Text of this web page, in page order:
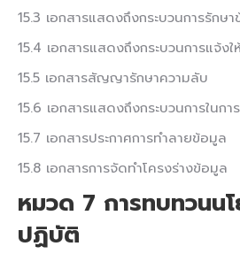
15.3 เอกสารแสดงถึงกระบวนการรักษ
15.4 เอกสารแสดงถึงกระบวนการแจ้ง
15.5 เอกสารสัญญารักษาความลับ
15.6 เอกสารแสดงถึงกระบวนการในก
15.7 เอกสารประกาศการทำลายข้อมูล
15.8 เอกสารการจัดทำโครงร่างข้อมูล
หมวด 7 การทบทวนน
ปฏิบัติ